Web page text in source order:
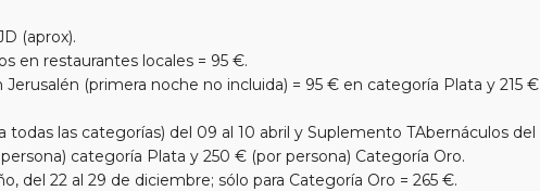
(aprox).
en restaurantes locales = 95 €.
(primera noche no incluida) = 95 € en categoría Plata y 215 €
todas las categorías) del 09 al 10 abril y Suplemento TAbernáculos del
categoría Plata y 250 € (por persona) Categoría Oro.
del 22 al 29 de diciembre; sólo para Categoría Oro = 265 €.